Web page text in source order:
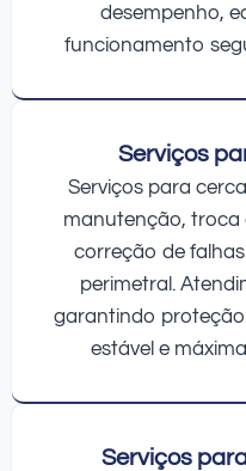
desempenho,
funcionamento
Serviços
Serviços para
manutenção, troca
correção de
perimetral.
garantindo
estável e
Serviços